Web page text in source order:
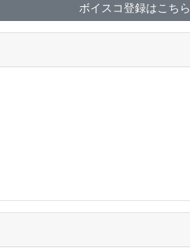
ボイスコ登録はこちら